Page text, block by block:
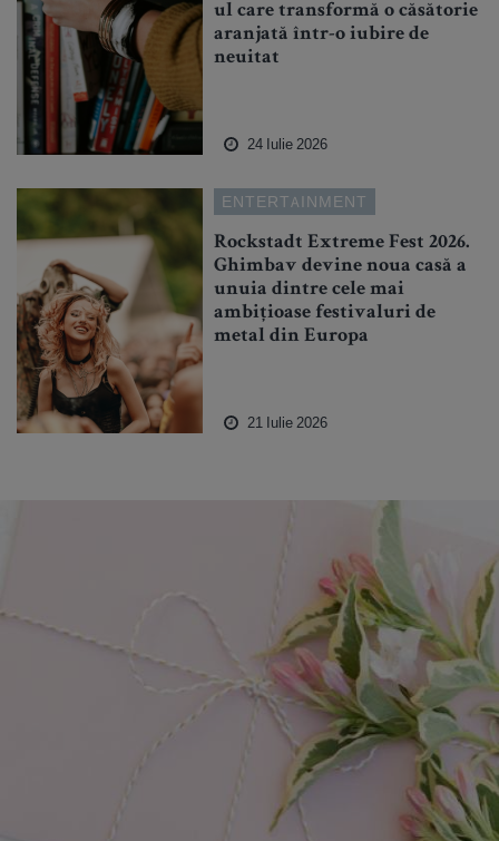
ul care transformă o căsătorie
aranjată într-o iubire de
neuitat
24 Iulie 2026
ENTERTAINMENT
Rockstadt Extreme Fest 2026.
Ghimbav devine noua casă a
unuia dintre cele mai
ambițioase festivaluri de
metal din Europa
21 Iulie 2026